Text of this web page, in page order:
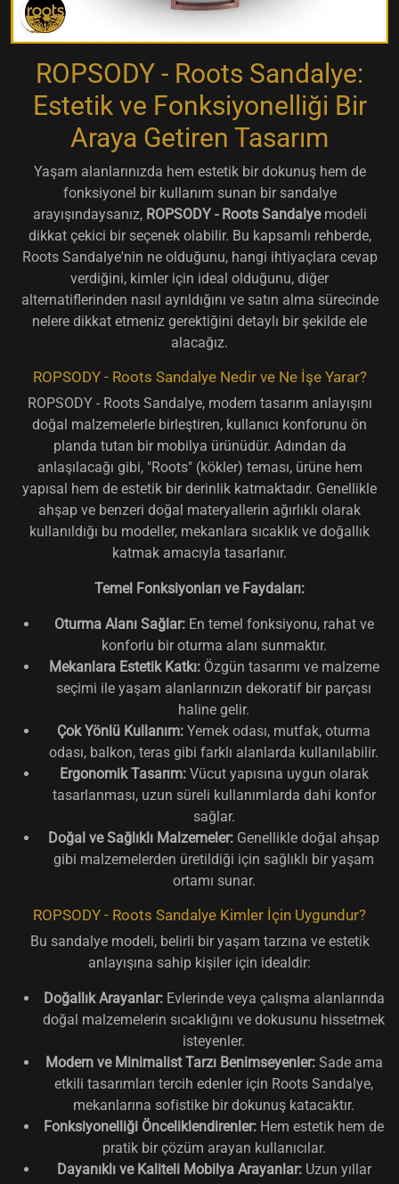
ROPSODY - Roots Sandalye:
Estetik ve Fonksiyonelliği Bir
Araya Getiren Tasarım
Yaşam alanlarınızda hem estetik bir dokunuş hem de
fonksiyonel bir kullanım sunan bir sandalye
arayışındaysanız, ROPSODY - Roots Sandalyemodeli
dikkat çekici bir seçenek olabilir. Bu kapsamlı rehberde,
Roots Sandalye'nin ne olduğunu, hangi ihtiyaçlara cevap
verdiğini, kimler için ideal olduğunu, diğer
alternatiflerinden nasıl ayrıldığını ve satın alma sürecinde
nelere dikkat etmeniz gerektiğini detaylı bir şekilde ele
alacağız.
ROPSODY - Roots Sandalye Nedir ve Ne İşe Yarar?
ROPSODY - Roots Sandalye, modern tasarım anlayışını
doğal malzemelerle birleştiren, kullanıcı konforunu ön
planda tutan bir mobilya ürünüdür. Adından da
anlaşılacağı gibi, "Roots" (kökler) teması, ürüne hem
yapısal hem de estetik bir derinlik katmaktadır. Genellikle
ahşap ve benzeri doğal materyallerin ağırlıklı olarak
kullanıldığı bu modeller, mekanlara sıcaklık ve doğallık
katmak amacıyla tasarlanır.
Temel Fonksiyonları ve Faydaları:
Oturma Alanı Sağlar:En temel fonksiyonu, rahat ve
konforlu bir oturma alanı sunmaktır.
Mekanlara Estetik Katkı:Özgün tasarımı ve malzeme
seçimi ile yaşam alanlarınızın dekoratif bir parçası
haline gelir.
Çok Yönlü Kullanım: Yemek odası, mutfak, oturma
odası, balkon, teras gibi farklı alanlarda kullanılabilir.
Ergonomik Tasarım:Vücut yapısına uygun olarak
tasarlanması, uzun süreli kullanımlarda dahi konfor
sağlar.
Doğal ve Sağlıklı Malzemeler: Genellikle doğal ahşap
gibi malzemelerden üretildiği için sağlıklı bir yaşam
ortamı sunar.
ROPSODY - Roots Sandalye Kimler İçin Uygundur?
Bu sandalye modeli, belirli bir yaşam tarzına ve estetik
anlayışına sahip kişiler için idealdir:
Doğallık Arayanlar:Evlerinde veya çalışma alanlarında
doğal malzemelerin sıcaklığını ve dokusunu hissetmek
isteyenler.
Modern ve Minimalist Tarzı Benimseyenler:Sade ama
etkili tasarımları tercih edenler için Roots Sandalye,
mekanlarına sofistike bir dokunuş katacaktır.
Fonksiyonelliği Önceliklendirenler: Hem estetik hem de
pratik bir çözüm arayan kullanıcılar.
Dayanıklı ve Kaliteli Mobilya Arayanlar:Uzun yıllar